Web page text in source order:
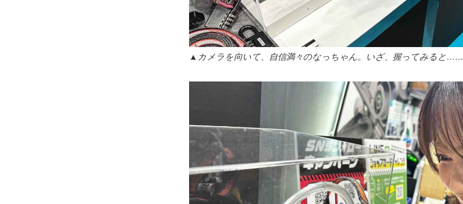
▲カメラを向いて、自信満々のなっちゃん。いざ、握ってみると……